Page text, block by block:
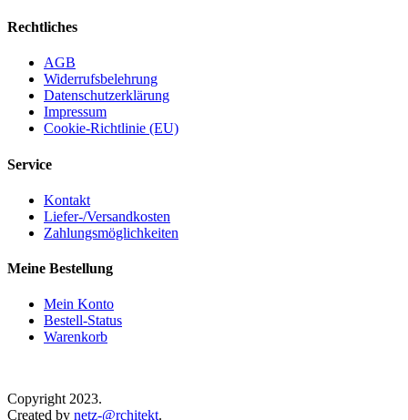
auf
der
Produktseite
gewählt
werden
auf.
Die
Optionen
können
auf
Rechtliches
AGB
Widerrufsbelehrung
Datenschutzerklärung
Impressum
Cookie-Richtlinie (EU)
Service
Kontakt
Liefer-/Versandkosten
Zahlungsmöglichkeiten
Meine Bestellung
Mein Konto
Bestell-Status
Warenkorb
Copyright 2023.
Created by netz-@rchitekt.